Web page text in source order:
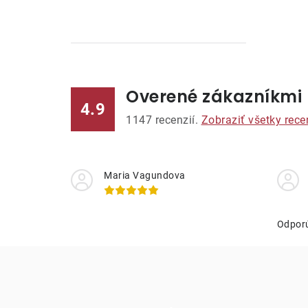
l
4.9
Overené zákazníkmi
1147 recenzií. Zobraziť všetky
Maria Vagundova